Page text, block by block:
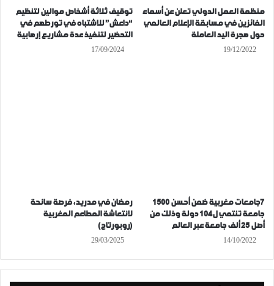
منظمة العمل الدولي تعلن عن أسماء
الفائزين في مسابقة الإعلام العالمي
حول هجرة اليد العاملة
19/12/2022
توقيف ثلاثة أشخاص موالين لتنظيم
“داعش” للاشتباه في تورطهم في
التحضير لتنفيذ عدة مشاريع إرهابية
17/09/2024
7جامعات مغربية ضمن أحسن 1500
جامعة تنتمي ل104 دولة وذلك من
أصل 25 ألف جامعة عبر العالم
14/10/2022
رمضان في مدريد، فرصة سانحة
لانتعاشة المطاعم المغربية
(روبورتاج)
29/03/2025